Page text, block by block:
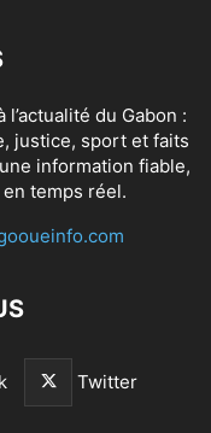
du Gabon :
justice, sport et faits
information fiable,
temps réel.
Twitter